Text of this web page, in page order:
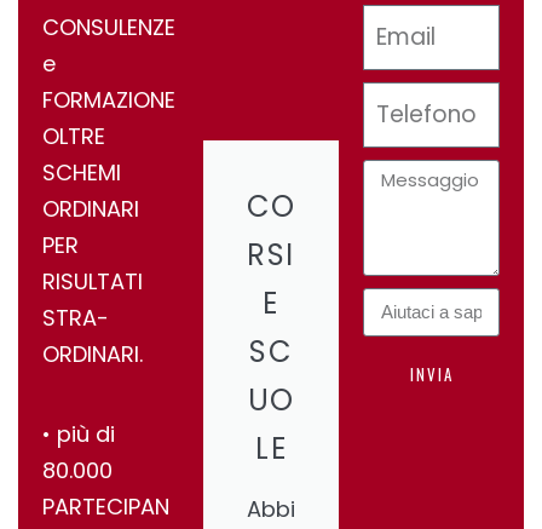
CONSULENZE
e
FORMAZIONE
OLTRE
SCHEMI
ORDINARI
PER
RISULTATI
STRA-
ORDINARI.
•⁠ ⁠più di
80.000
PARTECIPAN
CO
RSI
E
SC
UO
LE
Abbi
INVIA